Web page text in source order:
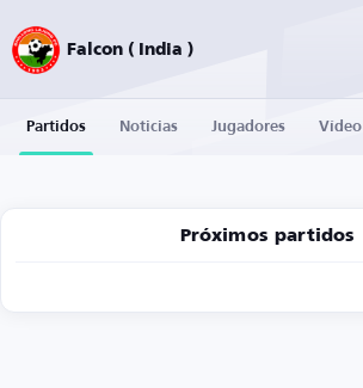
Falcon ( India )
Partidos Noticias Jugadores Vídeo
Próximos partidos